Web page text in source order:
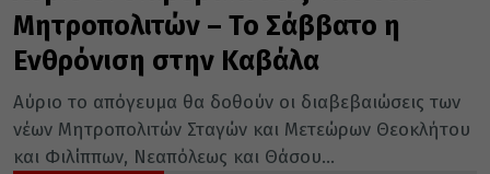
Μητροπολιτών – Το Σάββατο η
Ενθρόνιση στην Καβάλα
Αύριο το απόγευμα θα δοθούν οι διαβεβαιώσεις των
νέων Μητροπολιτών Σταγών και Μετεώρων Θεοκλήτου
και Φιλίππων, Νεαπόλεως και Θάσου...